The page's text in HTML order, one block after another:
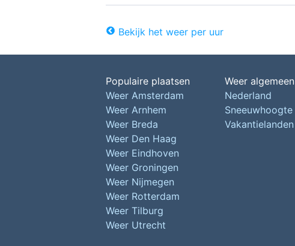
Bekijk het weer per uur
Populaire plaatsen
Weer Amsterdam
Weer Arnhem
Weer Breda
Weer Den Haag
Weer Eindhoven
Weer Groningen
Weer Nijmegen
Weer Rotterdam
Weer Tilburg
Weer Utrecht
Weer algemeen
Nederland
Sneeuwhoogte
Vakantielanden